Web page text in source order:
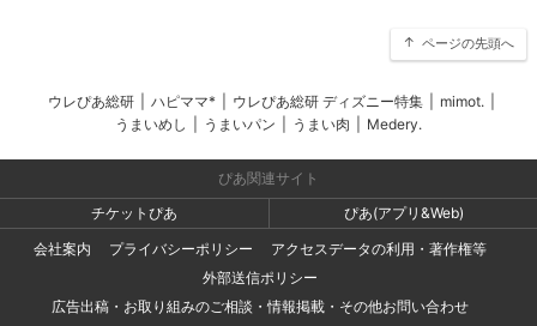
ページの先頭へ
ウレぴあ総研 ハピママ* ウレぴあ総研 ディズニー特集 mimot.
うまいめし
うまいパン うまい肉 Medery.
ぴあ関連サイト
チケットぴあ
ぴあ(アプリ&Web)
会社案内
プライバシーポリシー
アクセスデータの利用・著作権等
外部送信ポリシー
広告出稿・お取り組みのご相談・情報掲載・その他お問い合わせ